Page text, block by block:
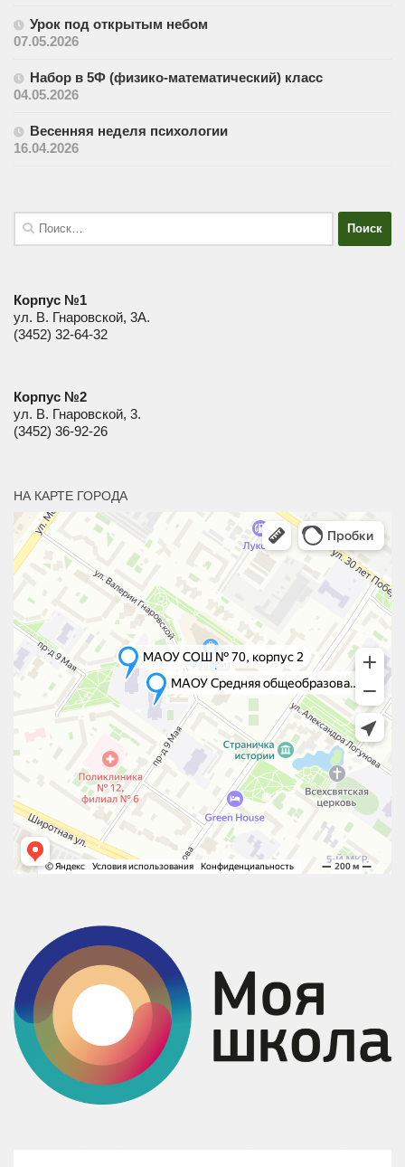
Урок под открытым небом
07.05.2026
Набор в 5Ф (физико-математический) класс
04.05.2026
Весенняя неделя психологии
16.04.2026
Найти:
Корпус №1
ул. В. Гнаровской, 3А.
(3452) 32-64-32
Корпус №2
ул. В. Гнаровской, 3.
(3452) 36-92-26
НА КАРТЕ ГОРОДА